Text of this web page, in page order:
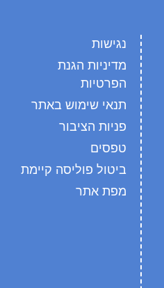
נגישות
מדיניות הגנת
הפרטיות
תנאי שימוש באתר
פניות הציבור
טפסים
ביטול פוליסה קיימת
מפת אתר